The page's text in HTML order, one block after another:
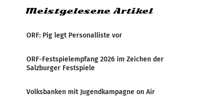
Meistgelesene Artikel
ORF: Pig legt Personalliste vor
ORF-Festspielempfang 2026 im Zeichen der
Salzburger Festspiele
Volksbanken mit Jugendkampagne on Air